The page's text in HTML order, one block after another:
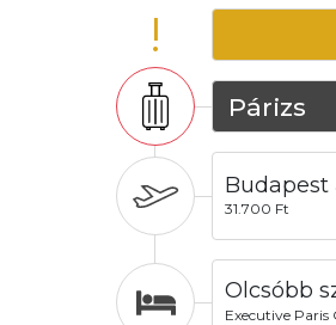
!
Párizs
Budapest
31.700 Ft
Olcsóbb
Executive